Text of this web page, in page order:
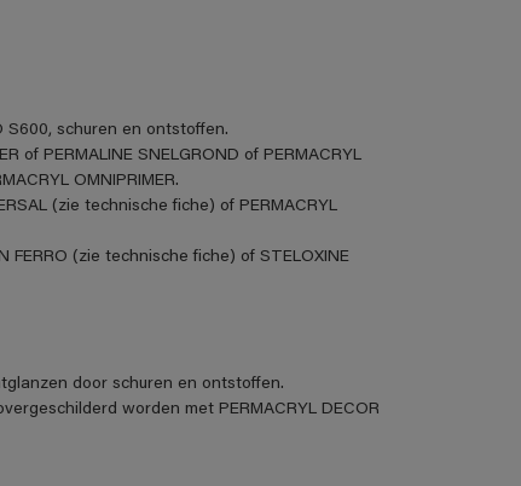
S600, schuren en ontstoffen.
of PERMALINE SNELGROND of PERMACRYL
OMNIPRIMER.
(zie technische fiche) of PERMACRYL
FERRO (zie technische fiche) of STELOXINE
door schuren en ontstoffen.
worden met PERMACRYL DECOR